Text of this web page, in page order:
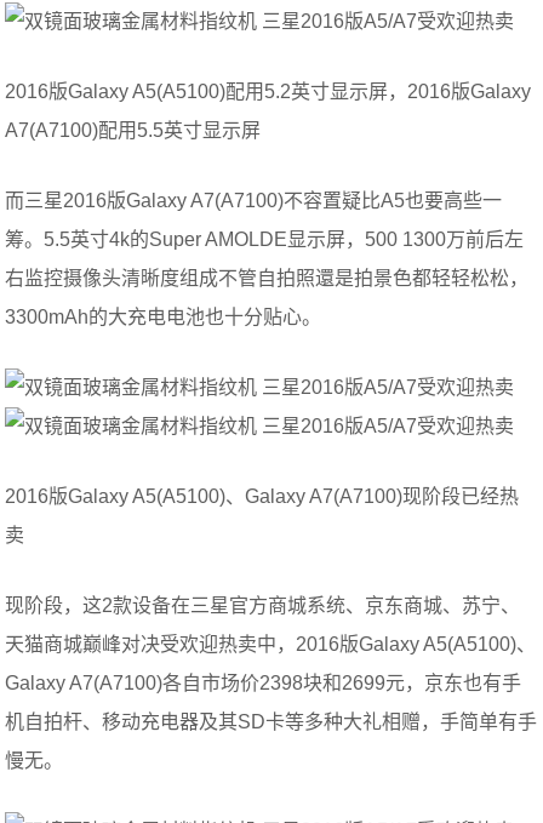
2016版Galaxy A5(A5100)配用5.2英寸显示屏，2016版Galaxy
A7(A7100)配用5.5英寸显示屏
而三星2016版Galaxy A7(A7100)不容置疑比A5也要高些一
筹。5.5英寸4k的Super AMOLDE显示屏，500 1300万前后左
右监控摄像头清晰度组成不管自拍照還是拍景色都轻轻松松，
3300mAh的大充电电池也十分贴心。
2016版Galaxy A5(A5100)、Galaxy A7(A7100)现阶段已经热
卖
现阶段，这2款设备在三星官方商城系统、京东商城、苏宁、
天猫商城巅峰对决受欢迎热卖中，2016版Galaxy A5(A5100)、
Galaxy A7(A7100)各自市场价2398块和2699元，京东也有手
机自拍杆、移动充电器及其SD卡等多种大礼相赠，手简单有手
慢无。